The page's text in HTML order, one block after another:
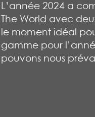
L’année 2024 a
The World avec
le moment idéal
gamme pour
pouvons nous